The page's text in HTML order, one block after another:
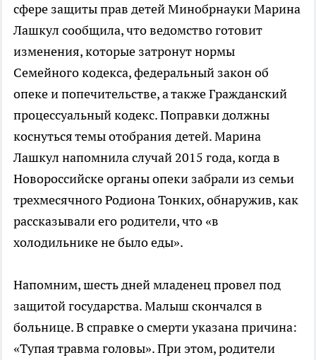
сфере защиты прав детей Минобрнауки Марина
Лашкул сообщила, что ведомство готовит
изменения, которые затронут нормы
Семейного кодекса, федеральный закон об
опеке и попечительстве, а также Гражданский
процессуальный кодекс. Поправки должны
коснуться темы отобрания детей. Марина
Лашкул напомнила случай 2015 года, когда в
Новороссийске органы опеки забрали из семьи
трехмесячного Родиона Тонких, обнаружив, как
рассказывали его родители, что «в
холодильнике не было еды».
Напомним, шесть дней младенец провел под
защитой государства. Малыш скончался в
больнице. В справке о смерти указана причина:
«Тупая травма головы». При этом, родители